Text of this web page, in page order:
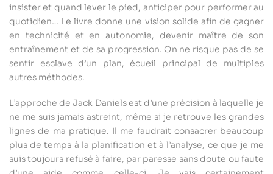
insister et quand lever le pied, anticiper pour performer au
quotidien… Le livre donne une vision solide afin de gagner
en technicité et en autonomie, devenir maître de son
entraînement et de sa progression. On ne risque pas de se
sentir esclave d’un plan, écueil principal de multiples
autres méthodes.
L’approche de Jack Daniels est d’une précision à laquelle je
ne me suis jamais astreint, même si je retrouve les grandes
lignes de ma pratique. Il me faudrait consacrer beaucoup
plus de temps à la planification et à l’analyse, ce que je me
suis toujours refusé à faire, par paresse sans doute ou faute